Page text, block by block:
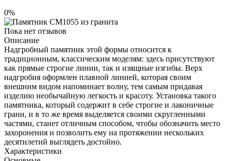
0%
Пока нет отзывов
Описание
Надгробный памятник этой формы относится к
традиционным, классическим моделям: здесь присутствуют
как прямые строгие линии, так и изящные изгибы. Верх
надгробия оформлен плавной линией, которая своим
внешним видом напоминает волну, тем самым придавая
изделию необычайную легкость и красоту. Установка такого
памятника, который содержит в себе строгие и лаконичные
грани, и в то же время выделяется своими скругленными
частями, станет отличным способом, чтобы обозначить место
захоронения и позволить ему на протяжении нескольких
десятилетий выглядеть достойно.
Характеристики